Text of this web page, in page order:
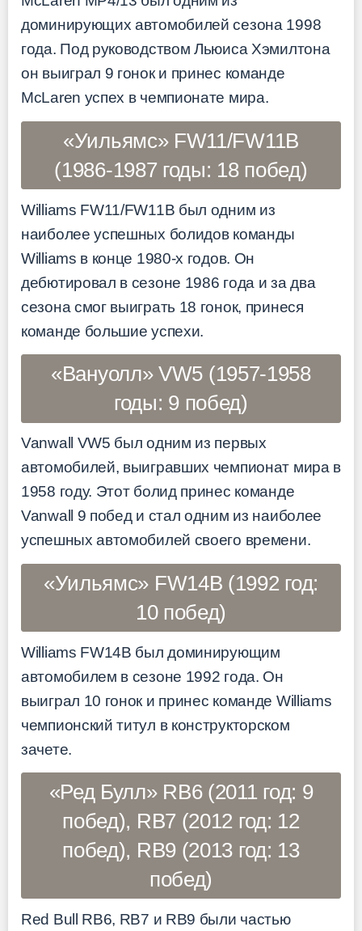
доминирующих автомобилей сезона 1998
года. Под руководством Льюиса Хэмилтона
он выиграл 9 гонок и принес команде
McLaren успех в чемпионате мира.
«Уильямс» FW11/FW11B
(1986-1987 годы: 18 побед)
Williams FW11/FW11B был одним из
наиболее успешных болидов команды
Williams в конце 1980-х годов. Он
дебютировал в сезоне 1986 года и за два
сезона смог выиграть 18 гонок, принеся
команде большие успехи.
«Вануолл» VW5 (1957-1958
годы: 9 побед)
Vanwall VW5 был одним из первых
автомобилей, выигравших чемпионат мира в
1958 году. Этот болид принес команде
Vanwall 9 побед и стал одним из наиболее
успешных автомобилей своего времени.
«Уильямс» FW14B (1992 год:
10 побед)
Williams FW14B был доминирующим
автомобилем в сезоне 1992 года. Он
выиграл 10 гонок и принес команде Williams
чемпионский титул в конструкторском
зачете.
«Ред Булл» RB6 (2011 год: 9
побед), RB7 (2012 год: 12
побед), RB9 (2013 год: 13
побед)
Red Bull RB6, RB7 и RB9 были частью